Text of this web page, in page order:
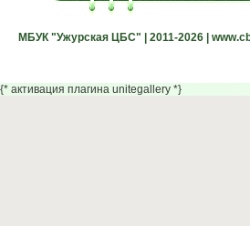
МБУК "Ужурская ЦБС" | 2011-2026 | www.cbsuzr.ru
МБУК "Ужурская ЦБС" | 2011-2026 |
{* активация плагина unitegallery *}